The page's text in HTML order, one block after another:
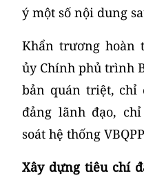
ý một số nội dung
Khẩn trương hoàn
ủy Chính phủ trình
bản quán triệt, chỉ
đảng lãnh đạo,
soát hệ thống
Xây dựng tiêu chí